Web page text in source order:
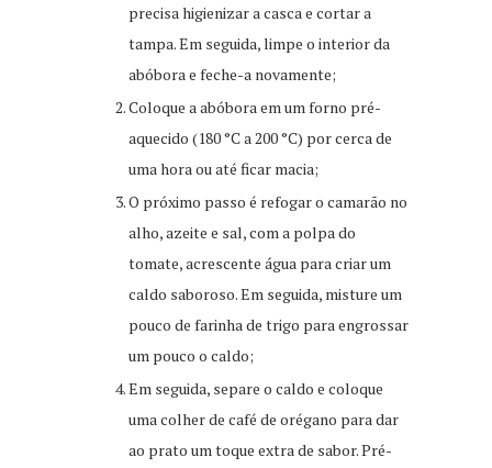
precisa higienizar a casca e cortar a
tampa. Em seguida, limpe o interior da
abóbora e feche-a novamente;
Coloque a abóbora em um forno pré-
aquecido (180 °C a 200 °C) por cerca de
uma hora ou até ficar macia;
O próximo passo é refogar o camarão no
alho, azeite e sal, com a polpa do
tomate, acrescente água para criar um
caldo saboroso. Em seguida, misture um
pouco de farinha de trigo para engrossar
um pouco o caldo;
Em seguida, separe o caldo e coloque
uma colher de café de orégano para dar
ao prato um toque extra de sabor. Pré-